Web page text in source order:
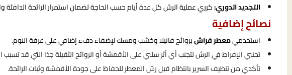
التجديد الدوري:كرري عملية الرش كل عدة أيام حسب الحاجة لضمان استمرار الرائحة الدافئة
نصائح إضافية
استخدميمعطر فراشبروائح فانيلا وخشب ومسك لإضفاء دفء إضافي على غرفة النوم.
تجنبي الإفراط في الرش لتجنب أي أثر سلبي على الأقمشة أو الروائح الثقيلة جدًا التي قد تسبب
تأكدي من تنظيف السرير بانتظام قبل رش المعطر للحفاظ على جودة الأقمشة وثبات الرائحة.